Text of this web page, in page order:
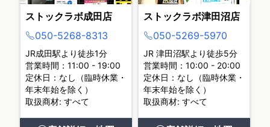
ストックラボ成田店
050-5268-8313
JR成田駅より徒歩1分
営業時間：11:00 - 19:00
定休日：なし（臨時休業・
年末年始を除く）
取扱商材: すべて
ストックラボ津田沼店
050-5269-5970
JR 津田沼駅より徒歩5分
営業時間：10:00 - 20:00
定休日：なし（臨時休業・
年末年始を除く）
取扱商材: すべて